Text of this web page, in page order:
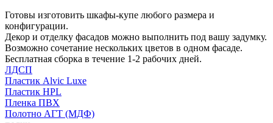
Готовы изготовить шкафы-купе любого размера и
конфигурации.
Декор и отделку фасадов можно выполнить под вашу задумку.
Возможно сочетание нескольких цветов в одном фасаде.
Бесплатная сборка в течение 1-2 рабочих дней.
ЛДСП
Пластик Alvic Luxe
Пластик HPL
Пленка ПВХ
Полотно АГТ (МДФ)